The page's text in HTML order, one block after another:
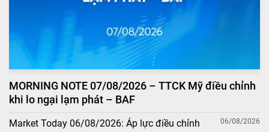
MORNING NOTE 07/08/2026 – TTCK Mỹ điều chỉnh
khi lo ngại lạm phát – BAF
Market Today 06/08/2026: Áp lực điều chỉnh
06/08/2026